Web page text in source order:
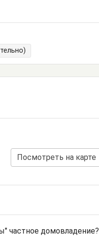
Посмотреть на карте
частное домовладение?